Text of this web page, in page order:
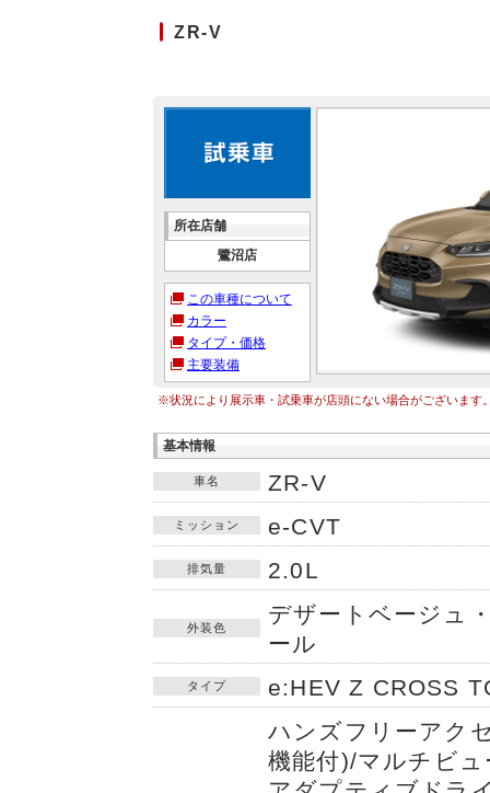
ZR-V
所在店舗
鷺沼店
この車種について
カラー
タイプ・価格
主要装備
※状況により展示車・試乗車が店頭にない場合がございます
基本情報
車名 ZR-V
ミッション e-CVT
排気量 2.0L
外装色
デザートベージュ
ール
タイプ e:HEV Z CROSS
ハンズフリーアク
機能付)/マルチビ